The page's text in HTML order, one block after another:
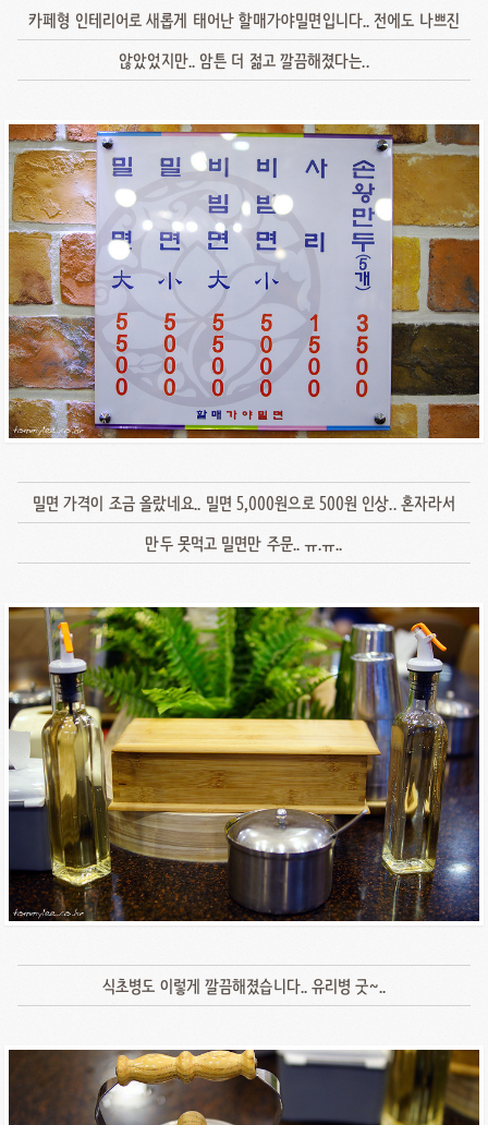
카페형 인테리어로 새롭게 태어난 할매가야밀면입니다.. 전에도 나쁘진
않았었지만.. 암튼 더 젊고 깔끔해졌다는..
밀면 가격이 조금 올랐네요.. 밀면 5,000원으로 500원 인상.. 혼자라서
만두 못먹고 밀면만 주문.. ㅠ.ㅠ..
식초병도 이렇게 깔끔해졌습니다.. 유리병 굿~..